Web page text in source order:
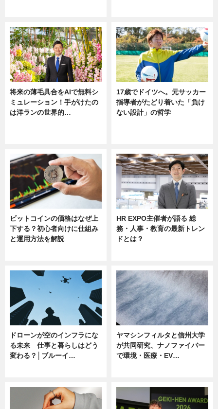
将来の薄毛具合をAIで無料シ
ミュレーション！手がけたの
は洋ランの世界的…
17歳でドイツへ。元サッカー
指導者がたどり着いた「負け
ない設計」の哲学
ビットコインの価格はなぜ上
下する？初心者向けに仕組み
と運用方法を解説
HR EXPO主催者が語る 総
務・人事・教育の最新トレン
ドとは？
ドローンが空のインフラにな
る未来 仕事と暮らしはどう
変わる？│ブルーイ…
ヤマシンフィルタと信州大学
が共同研究、ナノファイバー
で環境・医療・EV…